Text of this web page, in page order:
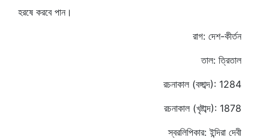
হরষে করবে পান।
রাগ: দেশ-কীর্তন
তাল: ত্রিতাল
রচনাকাল (বঙ্গাব্দ): 1284
রচনাকাল (খৃষ্টাব্দ): 1878
স্বরলিপিকার: ইন্দিরা দেবী